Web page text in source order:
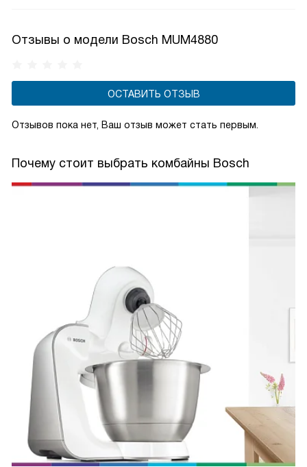
Отзывы о модели Bosch MUM4880
ОСТАВИТЬ ОТЗЫВ
Отзывов пока нет, Ваш отзыв может стать первым.
Почему стоит выбрать комбайны Bosch